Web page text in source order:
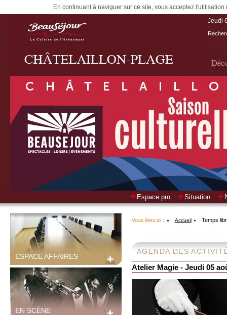
En continuant à naviguer sur ce site, vous acceptez
Jeudi
Espace pro Situation
ESPACE AFFAIRES
EN SCÈNE
Vous êtes ici : Accueil Temps
AGENDA DES
Atelier Magie - Jeudi 05